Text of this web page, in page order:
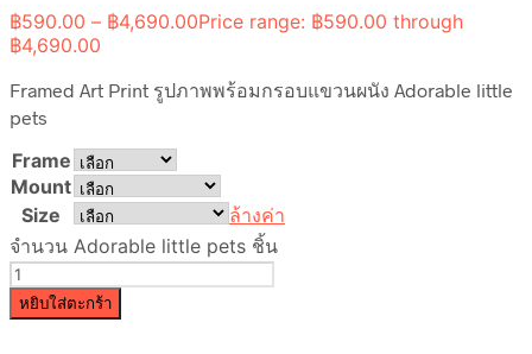
฿590.00 – ฿4,690.00Price range: ฿590.00 through
฿4,690.00
Framed Art Print รูปภาพพร้อมกรอบแขวนผนัง Adorable little
pets
Frame
Mount
Size
ล้างค่า
จำนวน Adorable little pets ชิ้น
หยิบใส่ตะกร้า